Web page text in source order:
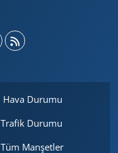
Hava Durumu
Trafik Durumu
Tüm Manşetler